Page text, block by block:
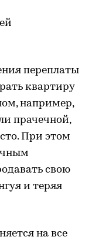
переплаты
квартиру
например,
прачечной,
При этом
свою
и теряя
на все